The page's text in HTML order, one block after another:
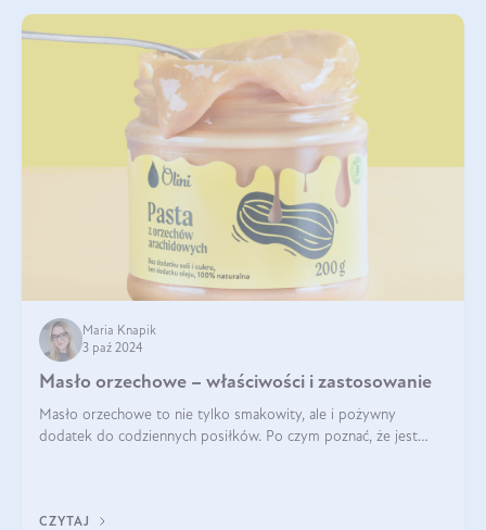
Maria Knapik
3 paź 2024
Masło orzechowe – właściwości i zastosowanie
Masło orzechowe to nie tylko smakowity, ale i pożywny
dodatek do codziennych posiłków. Po czym poznać, że jest
CZYTAJ